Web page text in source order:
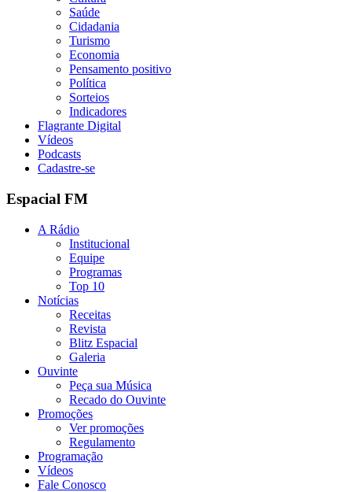
Saúde
Cidadania
Turismo
Economia
Pensamento positivo
Política
Sorteios
Indicadores
Flagrante Digital
Vídeos
Podcasts
Cadastre-se
Espacial FM
A Rádio
Institucional
Equipe
Programas
Top 10
Notícias
Receitas
Revista
Blitz Espacial
Galeria
Ouvinte
Peça sua Música
Recado do Ouvinte
Promoções
Ver promoções
Regulamento
Programação
Vídeos
Fale Conosco